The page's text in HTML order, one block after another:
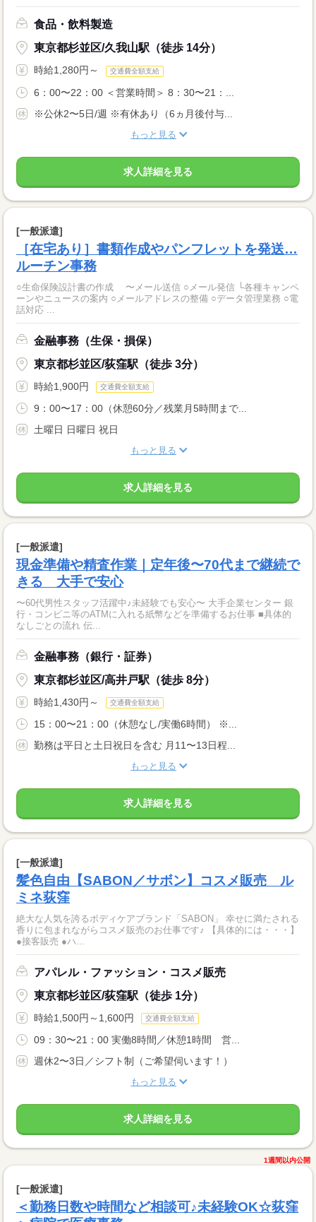
食品・飲料製造
東京都杉並区/久我山駅（徒歩 14分）
時給1,280円～ 交通費全額支給
6：00〜22：00 ＜営業時間＞ 8：30〜21：...
※公休2〜5日/週 ※有休あり（6ヵ月後付与...
もっと見る
求人詳細を見る
[一般派遣]
［在宅あり］書類作成やパンフレットを発送…
ルーチン事務
○生命保険設計書の作成 〜メール送信 ○メール発信 └各種キャンペ
ーンやニュースの案内 ○メールアドレスの整備 ○データ管理業務 ○電
話対応 ...
金融事務（生保・損保）
東京都杉並区/荻窪駅（徒歩 3分）
時給1,900円 交通費全額支給
9：00〜17：00（休憩60分／残業月5時間まで...
土曜日 日曜日 祝日
もっと見る
求人詳細を見る
[一般派遣]
現金準備や精査作業｜定年後〜70代まで継続で
きる 大手で安心
〜60代男性スタッフ活躍中♪未経験でも安心〜 大手企業センター 銀
行・コンビニ等のATMに入れる紙幣などを準備するお仕事 ■具体的
なしごとの流れ 伝...
金融事務（銀行・証券）
東京都杉並区/高井戸駅（徒歩 8分）
時給1,430円～ 交通費全額支給
15：00〜21：00（休憩なし/実働6時間） ※...
勤務は平日と土日祝日を含む 月11〜13日程...
もっと見る
求人詳細を見る
[一般派遣]
髪色自由【SABON／サボン】コスメ販売 ル
ミネ荻窪
絶大な人気を誇るボディケアブランド「SABON」 幸せに満たされる
香りに包まれながらコスメ販売のお仕事です♪ 【具体的には・・・】
●接客販売 ●ハ...
アパレル・ファッション・コスメ販売
東京都杉並区/荻窪駅（徒歩 1分）
時給1,500円～1,600円 交通費全額支給
09：30〜21：00 実働8時間／休憩1時間 営...
週休2〜3日／シフト制（ご希望伺います！）
もっと見る
求人詳細を見る
1週間以内公開
[一般派遣]
＜勤務日数や時間など相談可♪未経験OK☆荻窪